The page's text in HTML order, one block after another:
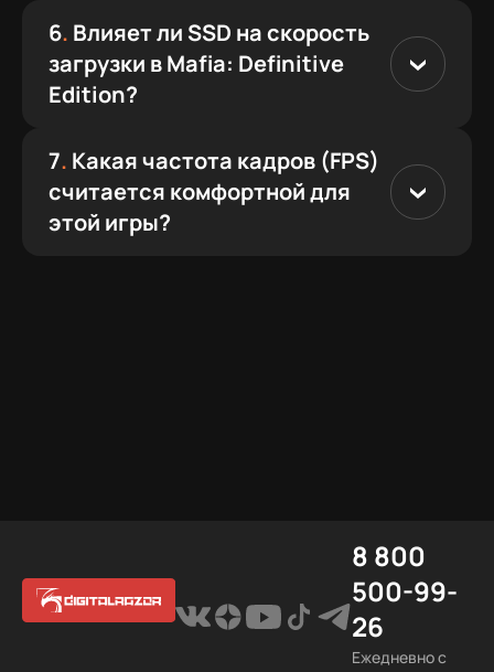
6. Влияет ли SSD на скорость
загрузки в Mafia: Definitive
Edition?
7. Какая частота кадров (FPS)
считается комфортной для
этой игры?
8 800
500-99-
26
Ежедневно с